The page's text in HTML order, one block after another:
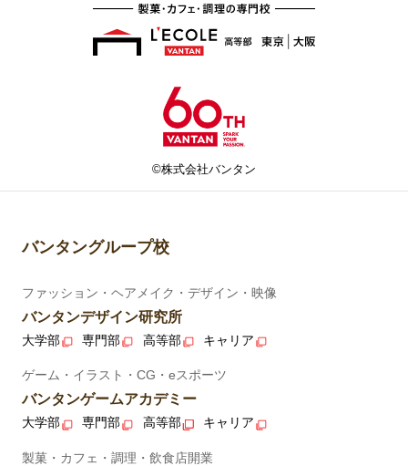
©株式会社バンタン
バンタングループ校
ファッション・ヘアメイク・デザイン・映像
バンタンデザイン研究所
大学部 専門部 高等部 キャリア
ゲーム・イラスト・CG・eスポーツ
バンタンゲームアカデミー
大学部 専門部 高等部 キャリア
製菓・カフェ・調理・飲食店開業